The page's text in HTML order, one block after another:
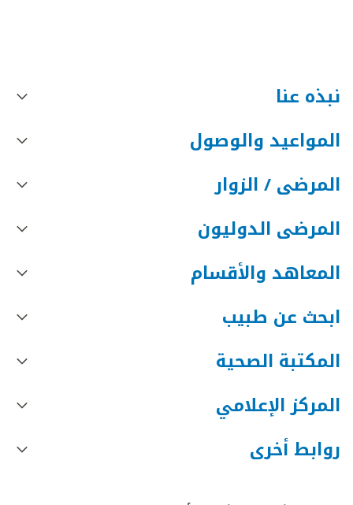
نبذه عنا
المواعيد والوصول
المرضى / الزوار
المرضى الدوليون
المعاهد والأقسام
ابحث عن طبيب
المكتبة الصحية
المركز الإعلامي
روابط أخرى